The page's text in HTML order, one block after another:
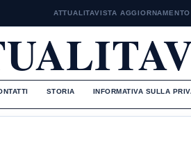
ATTUALITAVISTA AGGIORNAMENTO
STORIA INFORMATIVA SULLA